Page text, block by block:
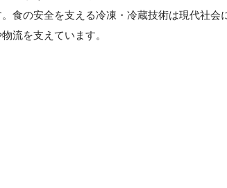
。食の安全を支える冷凍・冷蔵技術は現代社会
流を支えています。